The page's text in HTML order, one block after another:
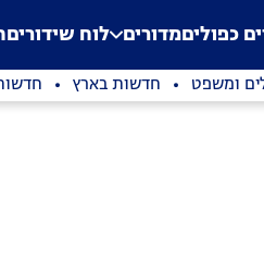
Application error: a
. כפוליםמדורים לוח שידורים
ומשפט חדשות בארץ